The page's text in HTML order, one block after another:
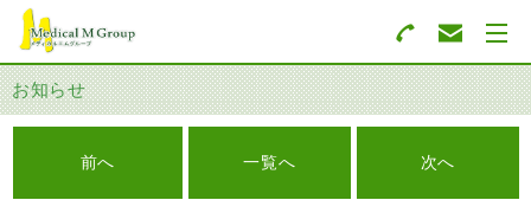
お知らせ
前へ 一覧へ 次へ